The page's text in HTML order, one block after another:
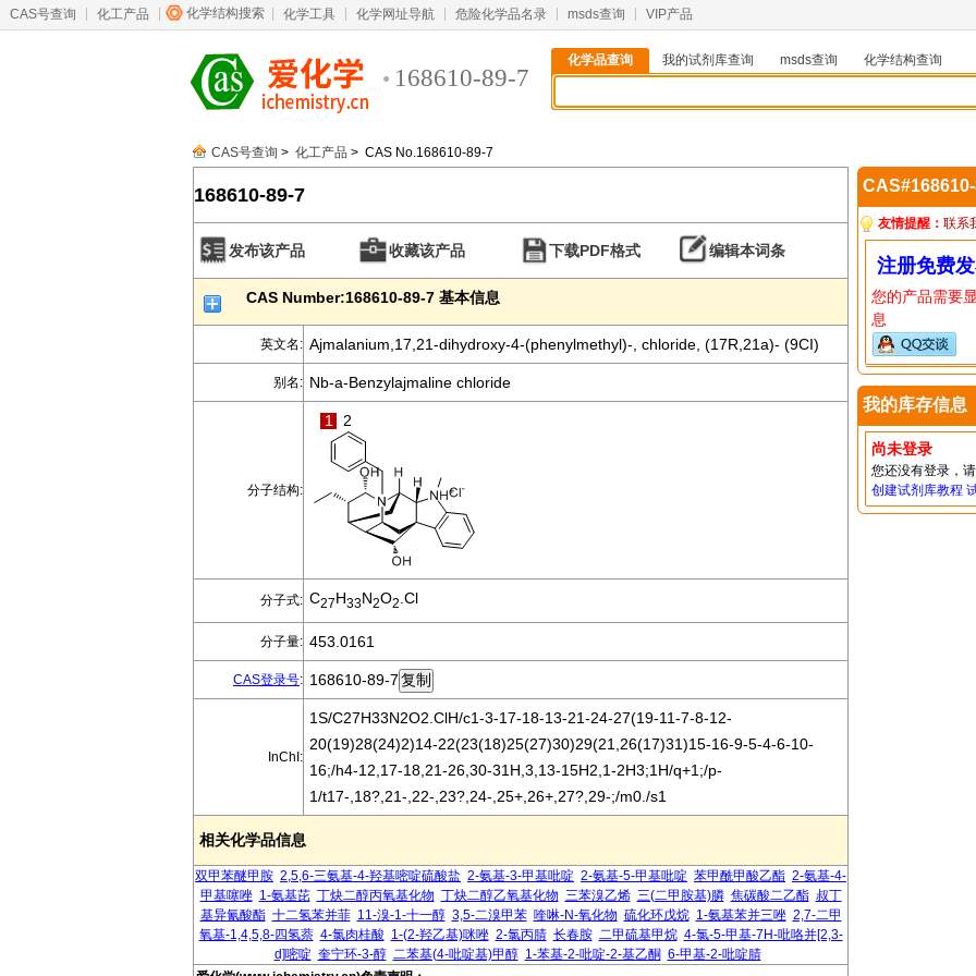
CAS号查询 化工产品 化学结构搜索 化学工具 化学网址导航 危险化学品名录 msds查询 VIP产品
168610-89-7
化学品查询 我的试剂库查询 msds查询
化学结构查询
CAS号查询 > 化工产品 > CAS No.168610-89-7
168610-89-7
发布该产品 收藏该产品 下载PDF格式 编辑本词条
CAS Number:168610-89-7 基本信息
英文名: Ajmalanium,17,21-dihydroxy-4-(phenylmethyl)-, chloride, (17R,21a)- (9CI)
别名: Nb-a-Benzylajmaline chloride
分子结构:
1 2
分子式: C27H33N2O2 .Cl
分子量: 453.0161
CAS登录号: 168610-89-7
InChI:
1S/C27H33N2O2.ClH/c1-3-17-18-13-21-24-27(19-11-7-8-12-
20(19)28(24)2)14-22(23(18)25(27)30)29(21,26(17)31)15-16-9-5-4-6-10-
16;/h4-12,17-18,21-26,30-31H,3,13-15H2,1-2H3;1H/q+1;/p-
1/t17-,18?,21-,22-,23?,24-,25+,26+,27?,29-;/m0./s1
相关化学品信息
双甲苯醚甲胺 2,5,6-三氨基-4-羟基嘧啶硫酸盐 2-氨基-3-甲基吡啶 2-氨基-5-甲基吡啶 苯甲酰甲酸乙酯 2-氨基-4-
甲基噻唑 1-氨基芘 丁炔二醇丙氧基化物 丁炔二醇乙氧基化物 三苯溴乙烯 三(二甲胺基)膦 焦碳酸二乙酯 叔丁
基异氰酸酯 十二氢苯并菲 11-溴-1-十一醇 3,5-二溴甲苯 喹啉-N-氧化物 硫化环戊烷 1-氨基苯并三唑 2,7-二甲
氧基-1,4,5,8-四氢萘 4-氯肉桂酸 1-(2-羟乙基)咪唑 2-氯丙腈 长春胺 二甲硫基甲烷 4-氯-5-甲基-7H-吡咯并[2,3-
d]嘧啶 奎宁环-3-醇 二苯基(4-吡啶基)甲醇 1-苯基-2-吡啶-2-基乙酮 6-甲基-2-吡啶腈
友情提醒： 联系
注册免费
您的产品需要
息
我的库存信息
尚未登录
您还没有登录，
创建试剂库教程